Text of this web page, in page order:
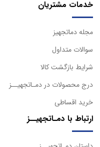
خدمات مشتریان
مجله دماتجهیز
سوالات متداول
شرایط بازگشت کالا
درج محصولات در دمـاتجهیــز
خرید اقساطی
ارتباط با دمـاتجهیــز